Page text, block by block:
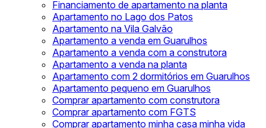
Financiamento de apartamento na planta
Apartamento no Lago dos Patos
Apartamento na Vila Galvão
Apartamento a venda em Guarulhos
Apartamento a venda com a construtora
Apartamento a venda na planta
Apartamento com 2 dormitórios em Guarulhos
Apartamento pequeno em Guarulhos
Comprar apartamento com construtora
Comprar apartamento com FGTS
Comprar apartamento minha casa minha vida